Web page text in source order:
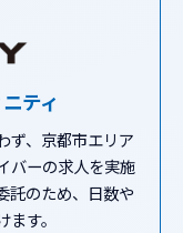
ティ
ず、京都市エリア
バーの求人を実施
託のため、日数や
す。